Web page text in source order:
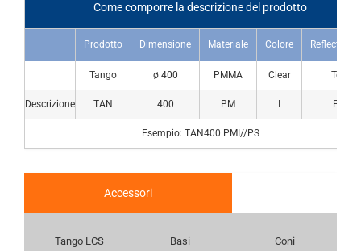
Come comporre la descrizione del prodotto
Prodotto Dimensione Materiale Colore Reflector
Tango ø 400 PMMA Clear Top
Descrizione TAN 400 PM PS
Esempio: TAN400.PMI//PS
Accessori
Tango LCS Basi Coni